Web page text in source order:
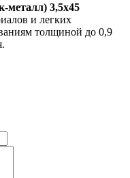
металл) 3,5х45
и легких
толщиной до 0,9